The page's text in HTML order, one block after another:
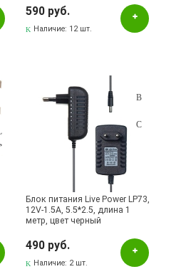
590 руб.
Наличие: 12 шт.
Блок питания Live Power LP73,
12V-1.5A, 5.5*2.5, длина 1
метр, цвет черный
490 руб.
Наличие: 2 шт.